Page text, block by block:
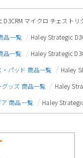
D3CRM マイクロ チェスト
品一覧
Haley Strategic
品一覧
Haley Strategic
・パッド 商品一覧
Haley
ッズ 商品一覧
Haley
商品一覧 Haley